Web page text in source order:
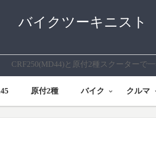
バイクツーキニス
CRF250(MD44)と原付2種スクーターで
原付2種 バイク クルマ